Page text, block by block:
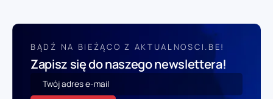
BĄDŹ NA BIEŻĄCO Z AKTUALNOSCI.BE!
Zapisz się do naszego newslettera!